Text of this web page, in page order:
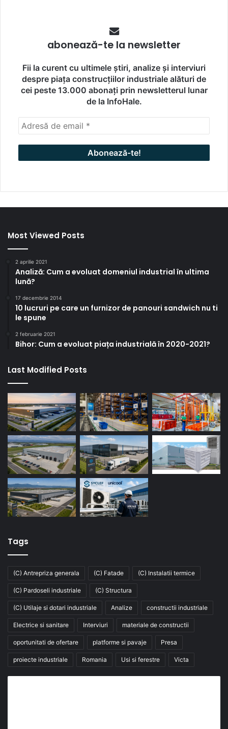
abonează-te la newsletter
Fii la curent cu ultimele știri, analize și interviuri
despre piața construcțiilor industriale alături de
cei peste 13.000 abonați prin newsletterul lunar
de la InfoHale.
Most Viewed Posts
2 aprilie 2021
Analiză: Cum a evoluat domeniul industrial în ultima
lună?
17 decembrie 2014
10 lucruri pe care un furnizor de panouri sandwich nu ti
le spune
2 februarie 2021
Bihor: Cum a evoluat piața industrială în 2020-2021?
Last Modified Posts
Tags
(C) Antrepriza generala (C) Fatade (C) Instalatii termice
(C) Pardoseli industriale (C) Structura
(C) Utilaje si dotari industriale Analize constructii industriale
Electrice si sanitare Interviuri materiale de constructii
oportunitati de ofertare platforme si pavaje Presa
proiecte industriale Romania Usi si ferestre Victa